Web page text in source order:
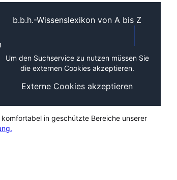
b.b.h.-Wissenslexikon von A bis Z
Um den Suchservice zu nutzen müssen Sie
die externen Cookies akzeptieren.
Externe Cookies akzeptieren
in geschützte Bereiche unserer